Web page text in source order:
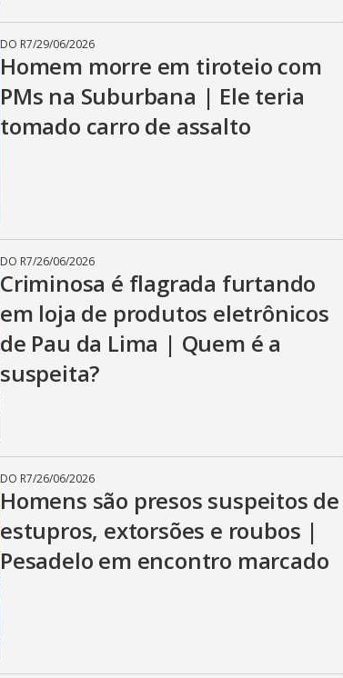
DO R7/29/06/2026
Homem morre em tiroteio com
PMs na Suburbana | Ele teria
tomado carro de assalto
DO R7/26/06/2026
Criminosa é flagrada furtando
em loja de produtos eletrônicos
de Pau da Lima | Quem é a
suspeita?
DO R7/26/06/2026
Homens são presos suspeitos de
estupros, extorsões e roubos |
Pesadelo em encontro marcado